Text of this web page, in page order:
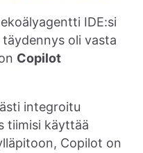
IDE:si
oli vasta
Copilot
integroitu
tiimisi käyttää
Copilot on